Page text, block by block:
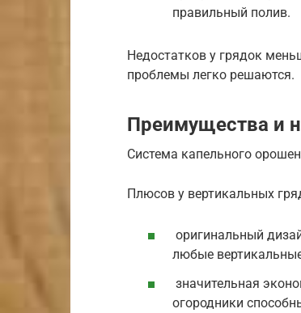
правильный полив.
Недостатков у грядок
проблемы легко решаются.
Преимущества и
Система капельного
Плюсов у вертикальных
оригинальный
любые
значительная
огородники